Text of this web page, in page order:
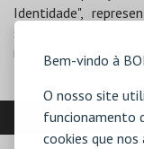
Bem-vindo à
O nosso site
funcionamento
cookies que nos
Identidade",
socioeconómico e
marcaram a